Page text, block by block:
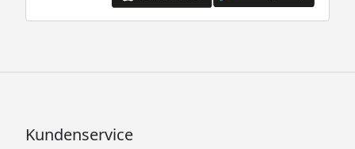
Kundenservice